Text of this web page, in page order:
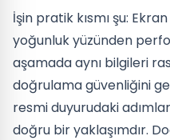
İşin pratik kısmı şu:
yoğunluk yüzünden
aşamada aynı bilgileri
doğrulama güvenliğini
resmi duyurudaki
doğru bir yaklaşımdır.